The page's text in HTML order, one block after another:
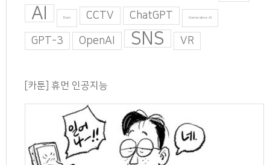
AI Burn CCTV ChatGPT Generative AI
GPT-3 OpenAI SNS VR
[카툰] 휴먼 인공지능